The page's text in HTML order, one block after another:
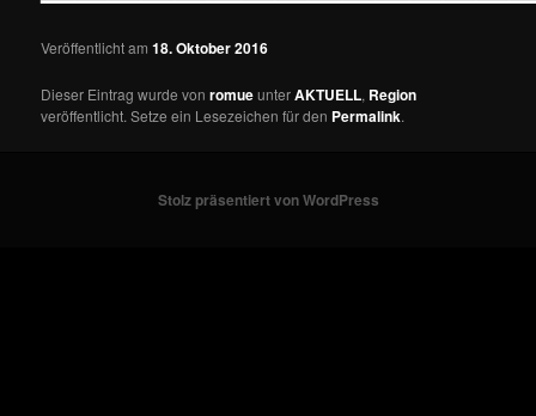
Veröffentlicht am18. Oktober 2016
Dieser Eintrag wurde vonromueunterAKTUELL, Region
veröffentlicht. Setze ein Lesezeichen für den Permalink.
Stolz präsentiert von WordPress